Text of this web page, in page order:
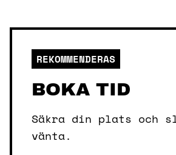
REKOMMENDERAS
BOKA TID
Säkra din plats och
vänta.